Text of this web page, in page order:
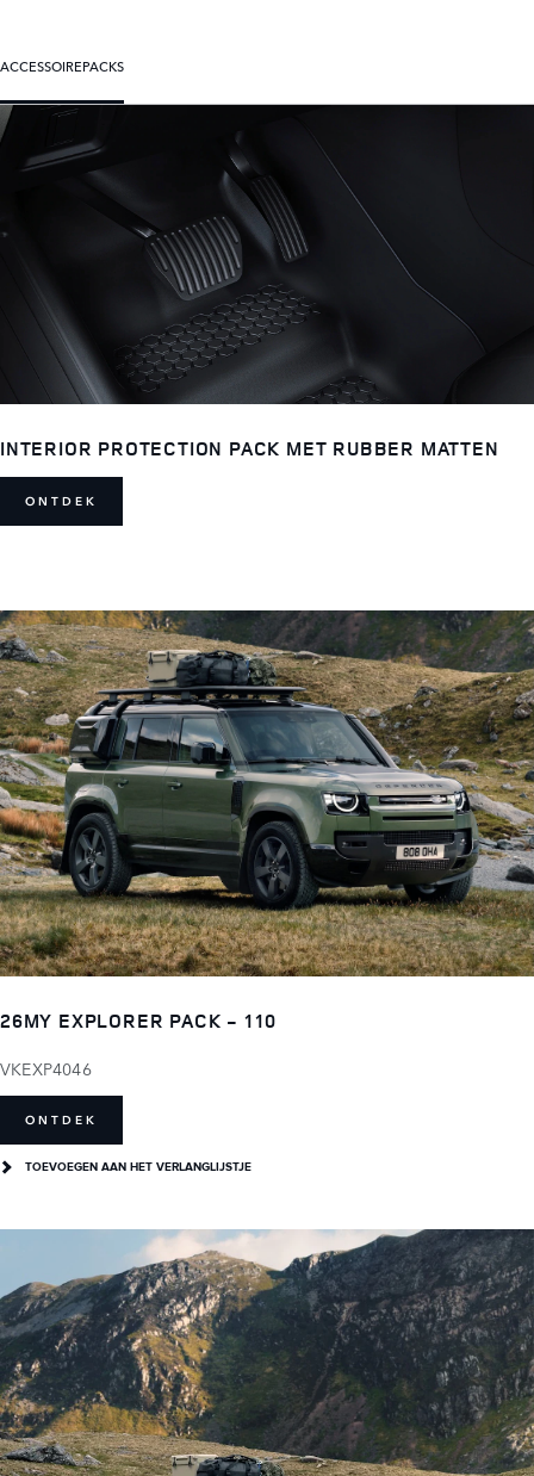
ACCESSOIREPACKS
INTERIOR PROTECTION PACK MET RUBBER MATTEN
ONTDEK
26MY EXPLORER PACK - 110
VKEXP4046
ONTDEK
TOEVOEGEN AAN HET VERLANGLIJSTJE